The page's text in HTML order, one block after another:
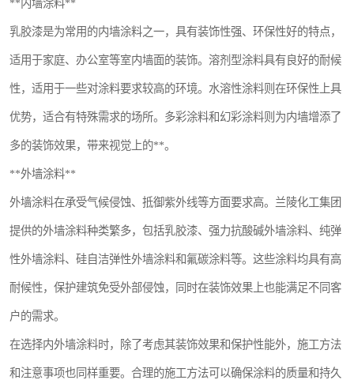
**内墙涂料**
乳胶漆是为常用的内墙涂料之一，具有装饰性强、环保性好的特点，
适用于家庭、办公室等室内墙面的装饰。溶剂型涂料具有良好的耐候
性，适用于一些对涂料要求较高的环境。水溶性涂料则在环保性上具
优势，适合有特殊需求的场所。多彩涂料和幻彩涂料则为内墙增添了
多的装饰效果，带来视觉上的**。
**外墙涂料**
外墙涂料在承受气候侵蚀、抵御紫外线等方面要求高。兰陵化工集团
提供的外墙涂料种类繁多，包括乳胶漆、强力抗酸碱外墙涂料、纯弹
性外墙涂料、硅自洁弹性外墙涂料和氟碳涂料等。这些涂料均具有高
耐候性，保护建筑免受外部侵蚀，同时在装饰效果上也能满足不同客
户的需求。
在选择内外墙涂料时，除了考虑其装饰效果和保护性能外，施工方法
和注意事项也同样重要。合理的施工方法可以确保涂料的质量和持久